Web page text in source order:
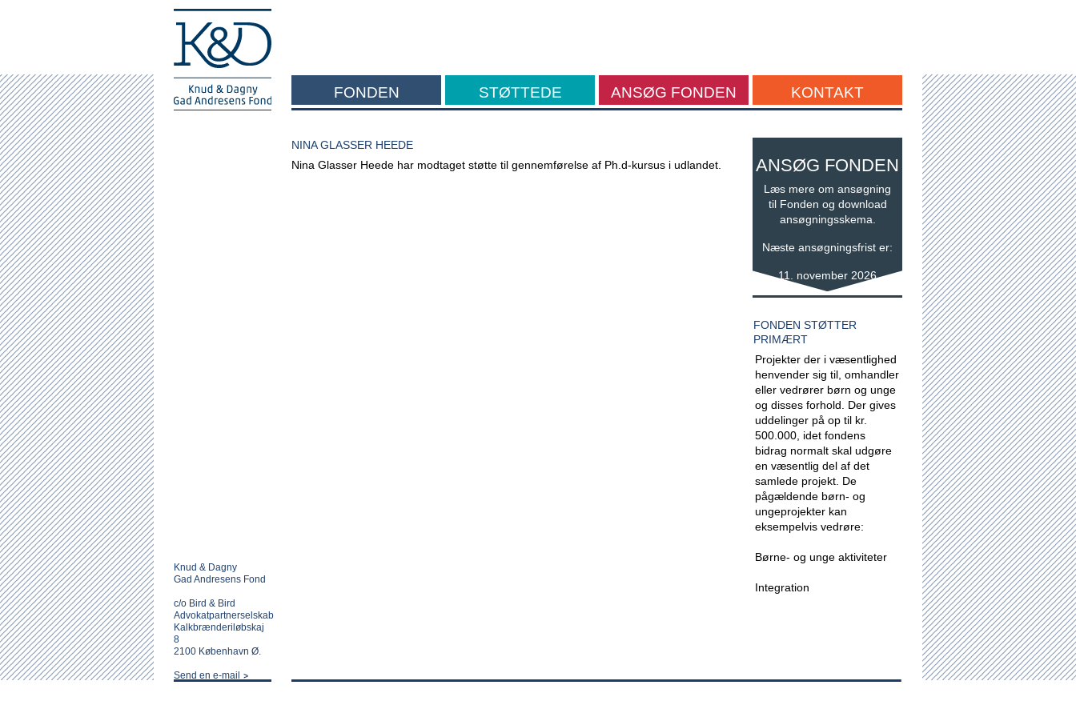
FONDEN STØTTEDE ANSØG FONDEN KONTAKT
NINA GLASSER HEEDE
Nina Glasser Heede har modtaget støtte til gennemførelse af Ph.d-kursus i udlandet.
ANSØG FONDEN
Læs mere om ansøgning
til Fonden og download
ansøgningsskema.
Næste ansøgningsfrist er:
11. november 2026
FONDEN STØTTER
PRIMÆRT
Projekter der i væsentlighed
henvender sig til, omhandler
eller vedrører børn og unge
og disses forhold. Der gives
uddelinger på op til kr.
500.000, idet fondens
bidrag normalt skal udgøre
en væsentlig del af det
samlede projekt. De
pågældende børn- og
ungeprojekter kan
eksempelvis vedrøre:
Børne- og unge aktiviteter
Integration
Knud & Dagny
Gad Andresens Fond
c/o Bird & Bird
Advokatpartnerselskab
Kalkbrænderiløbskaj
8
2100 København Ø.
Send en e-mail